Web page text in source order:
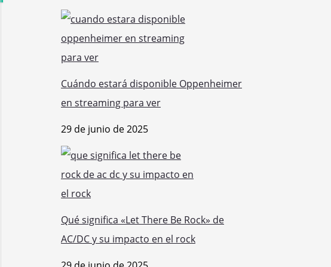
Cuándo estará disponible Oppenheimer
en streaming para ver
29 de junio de 2025
Qué significa «Let There Be Rock» de
AC/DC y su impacto en el rock